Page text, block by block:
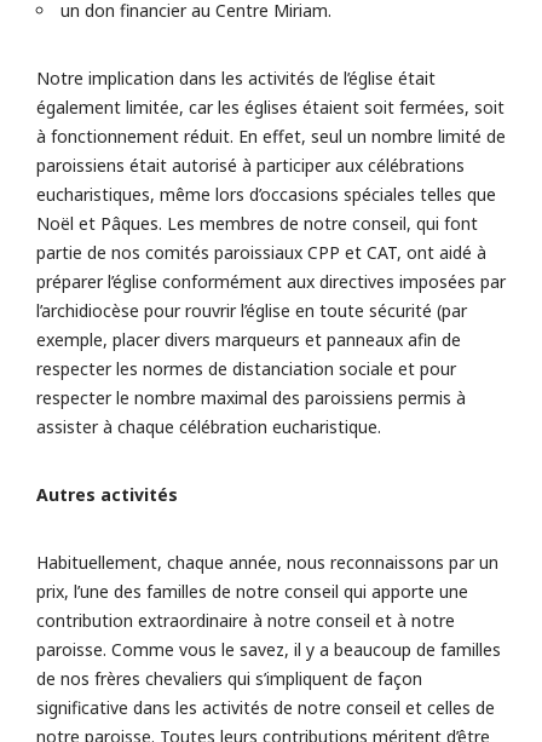
un don financier au Centre Miriam.
Notre implication dans les activités de l’église était
également limitée, car les églises étaient soit fermées, soit
à fonctionnement réduit. En effet, seul un nombre limité de
paroissiens était autorisé à participer aux célébrations
eucharistiques, même lors d’occasions spéciales telles que
Noël et Pâques. Les membres de notre conseil, qui font
partie de nos comités paroissiaux CPP et CAT, ont aidé à
préparer l’église conformément aux directives imposées par
l’archidiocèse pour rouvrir l’église en toute sécurité (par
exemple, placer divers marqueurs et panneaux afin de
respecter les normes de distanciation sociale et pour
respecter le nombre maximal des paroissiens permis à
assister à chaque célébration eucharistique.
Autres activités
Habituellement, chaque année, nous reconnaissons par un
prix, l’une des familles de notre conseil qui apporte une
contribution extraordinaire à notre conseil et à notre
paroisse. Comme vous le savez, il y a beaucoup de familles
de nos frères chevaliers qui s’impliquent de façon
significative dans les activités de notre conseil et celles de
notre paroisse. Toutes leurs contributions méritent d’être